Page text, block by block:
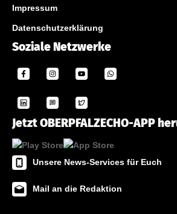
Impressum
Datenschutzerklärung
Soziale Netzwerke
Jetzt OBERPFALZECHO-APP
Unsere News-Services für Euch
Mail an die Redaktion